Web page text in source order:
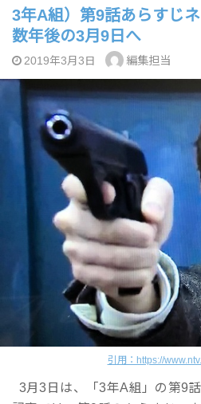
3年A組）第9話あらすじ
数年後の3月9日へ
2019年3月3日 編集担当
引用：https://
3月3日は、「3年A組」の第9